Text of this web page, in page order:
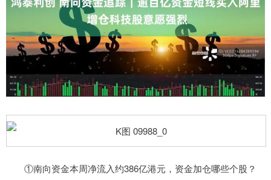
①南向资金本周净流入约386亿港元，资金加仓哪些个股？